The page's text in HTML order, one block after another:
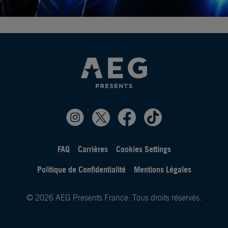
FAQ Carrières
Cookies Settings
Politique de Confidentialité
Mentions Légales
© 2026 AEG Presents France. Tous droits réservés.